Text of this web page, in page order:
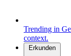
Trending in
context.
Erkunden